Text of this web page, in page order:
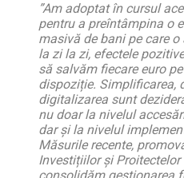
”Am adoptat în cursul
pentru a preîntâmpina o
masivă de bani pe care
la zi la zi, efectele
să salvăm fiecare euro
dispoziție. Simplificarea,
digitalizarea sunt
nu doar la nivelul
dar și la nivelul
Măsurile recente,
Investițiilor și Proitectelor